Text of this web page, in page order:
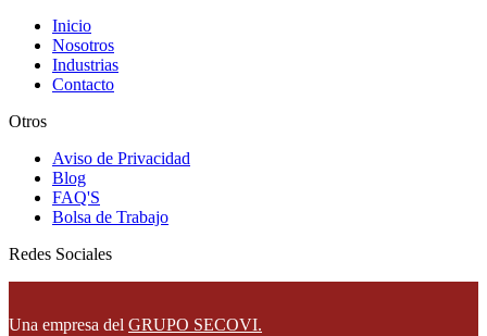
Inicio
Nosotros
Industrias
Contacto
Otros
Aviso de Privacidad
Blog
FAQ'S
Bolsa de Trabajo
Redes Sociales
Una empresa del GRUPO SECOVI.